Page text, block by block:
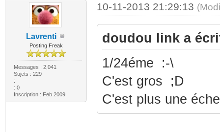
Lavrenti
Posting Freak
Messages : 2,041
Sujets : 229
:
: 0
Inscription : Feb 2009
10-11-2013 21:29:13
doudou link a
1/24éme :-\
C'est gros ;D
C'est plus une